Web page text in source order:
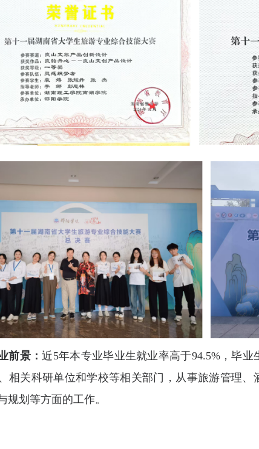
前景：近5年本专业毕业生就业率高于94.5%，毕
相关科研单位和学校等相关部门，从事旅游管理
规划等方面的工作。